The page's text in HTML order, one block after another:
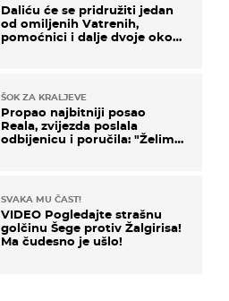
Daliću će se pridružiti jedan
od omiljenih Vatrenih,
pomoćnici i dalje dvoje oko
ŠOK ZA KRALJEVE
Propao najbitniji posao
Reala, zvijezda poslala
odbijenicu i poručila: "Želim
SVAKA MU ČAST!
VIDEO Pogledajte strašnu
golčinu Šege protiv Žalgirisa!
Ma čudesno je ušlo!